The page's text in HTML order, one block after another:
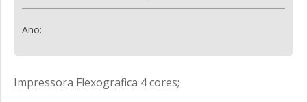
Ano:
Impressora Flexografica 4 cores;